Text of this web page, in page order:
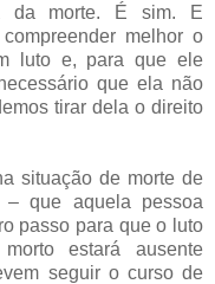
da morte. É sim. E
melhor o
luto e, para que ele
que ela não
tirar dela o direito
situação de morte de
– que aquela pessoa
passo para que o luto
estará ausente
seguir o curso de